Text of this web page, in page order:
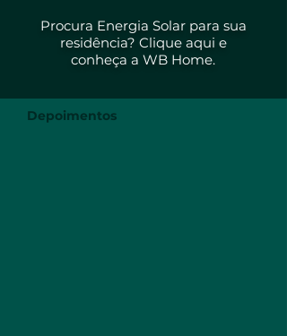
Procura Energia Solar para sua
residência? Clique aqui e
conheça a WB Home.
Depoimentos